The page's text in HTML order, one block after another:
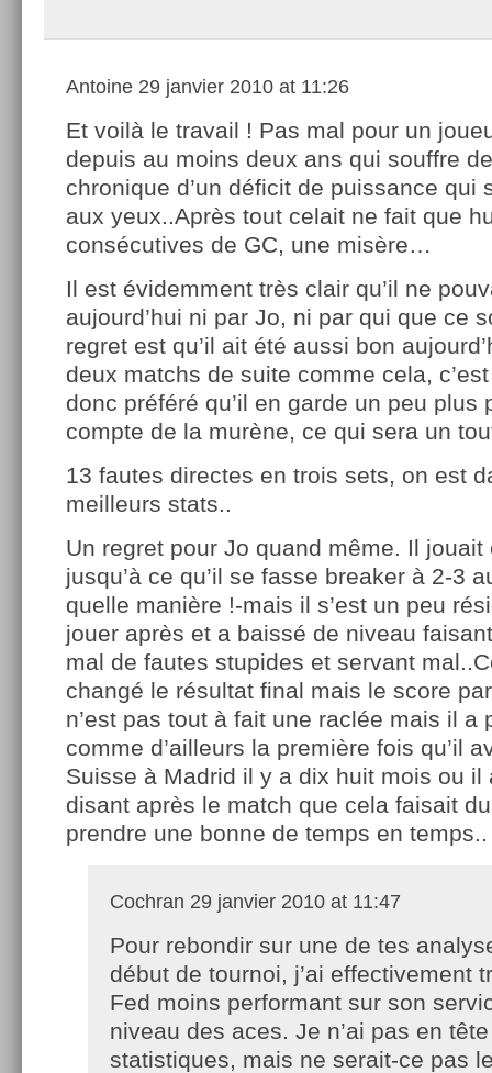
Antoine 29 janvier 2010 at 11:26
Et voilà le travail ! Pas mal pour un
depuis au moins deux ans qui souffre
chronique d’un déficit de puissance qui
aux yeux..Après tout celait ne fait que
consécutives de GC, une misère…
Il est évidemment très clair qu’il ne
aujourd’hui ni par Jo, ni par qui que ce
regret est qu’il ait été aussi bon
deux matchs de suite comme cela,
donc préféré qu’il en garde un peu plus
compte de la murène, ce qui sera un
13 fautes directes en trois sets, on est
meilleurs stats..
Un regret pour Jo quand même. Il jouait
jusqu’à ce qu’il se fasse breaker à 2-3
quelle manière !-mais il s’est un peu
jouer après et a baissé de niveau
mal de fautes stupides et servant
changé le résultat final mais le score
n’est pas tout à fait une raclée mais il a
comme d’ailleurs la première fois qu’il
Suisse à Madrid il y a dix huit mois ou il
disant après le match que cela faisait
prendre une bonne de temps en temps..
Cochran 29 janvier 2010 at 11:47
Pour rebondir sur une de tes
début de tournoi, j’ai effectivement
Fed moins performant sur son
niveau des aces. Je n’ai pas en
statistiques, mais ne serait-ce pas